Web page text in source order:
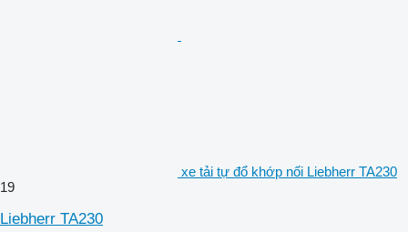
xe tải tự đổ khớp nối Liebherr TA230
19
Liebherr TA230